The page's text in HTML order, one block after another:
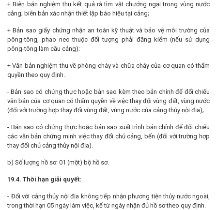
+ Biên bản nghiệm thu kết quả rà tìm vật chướng ngại trong vùng nước
cảng; biên bản xác nhận thiết lập báo hiệu tại cảng;
+ Bản sao giấy chứng nhận an toàn kỹ thuật và bảo vệ môi trường của
pông-tông, phao neo thuộc đối tượng phải đăng kiểm (nếu sử dụng
pông-tông làm cầu cảng);
+ Văn bản nghiệm thu về phòng cháy và chữa cháy của cơ quan có thẩm
quyền theo quy định.
- Bản sao có chứng thực hoặc bản sao kèm theo bản chính để đối chiếu
văn bản của cơ quan có thẩm quyền về việc thay đổi vùng đất, vùng nước
(đối với trường hợp thay đổi vùng đất, vùng nước của cảng thủy nội địa);
- Bản sao có chứng thực hoặc bản sao xuất trình bản chính để đối chiếu
các văn bản chứng minh việc thay đổi chủ cảng, bến (đối với trường hợp
thay đổi chủ cảng thủy nội địa).
b) Số lượng hồ sơ: 01 (một) bộ hồ sơ.
19.4. Thời hạn giải quyết:
- Đối với cảng thủy nội địa không tiếp nhận phương tiện thủy nước ngoài,
trong thời hạn 05 ngày làm việc, kể từ ngày nhận đủ hồ sơ theo quy định.